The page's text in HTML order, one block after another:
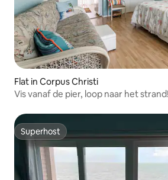
Flat in Corpus Christi
Vis vanaf de pier, loop naar het strand!
Superhost
Superhost